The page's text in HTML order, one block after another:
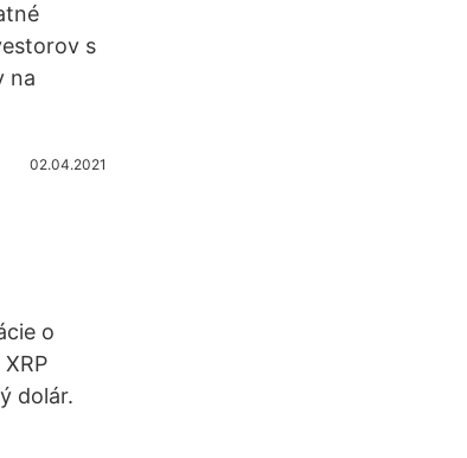
s
na
02.04.2021
o
dolár.